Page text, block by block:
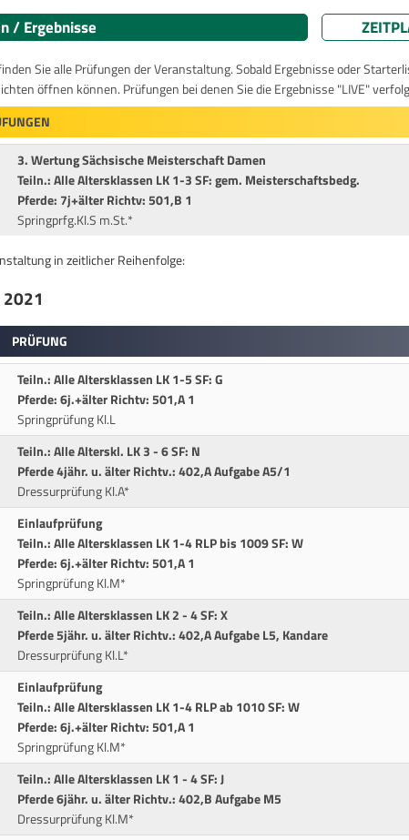
/ Ergebnisse
Sie alle Prüfungen der Veranstaltung. Sobald Ergebnisse oder
öffnen können. Prüfungen bei denen Sie die Ergebnisse "LIVE"
3. Wertung Sächsische Meisterschaft Damen
Teiln.: Alle Altersklassen LK 1-3 SF: gem. Meisterschaftsbedg.
Pferde: 7j+älter Richtv: 501,B 1
Springprfg.Kl.S m.St.*
in zeitlicher Reihenfolge:
PRÜFUNG
Teiln.: Alle Altersklassen LK 1-5 SF: G
Pferde: 6j.+älter Richtv: 501,A 1
Springprüfung Kl.L
Teiln.: Alle Alterskl. LK 3 - 6 SF: N
Pferde 4jähr. u. älter Richtv.: 402,A Aufgabe A5/1
Dressurprüfung Kl.A*
Einlaufprüfung
Teiln.: Alle Altersklassen LK 1-4 RLP bis 1009 SF: W
Pferde: 6j.+älter Richtv: 501,A 1
Springprüfung Kl.M*
Teiln.: Alle Altersklassen LK 2 - 4 SF: X
Pferde 5jähr. u. älter Richtv.: 402,A Aufgabe L5, Kandare
Dressurprüfung Kl.L*
Einlaufprüfung
Teiln.: Alle Altersklassen LK 1-4 RLP ab 1010 SF: W
Pferde: 6j.+älter Richtv: 501,A 1
Springprüfung Kl.M*
Teiln.: Alle Altersklassen LK 1 - 4 SF: J
Pferde 6jähr. u. älter Richtv.: 402,B Aufgabe M5
Dressurprüfung Kl.M*